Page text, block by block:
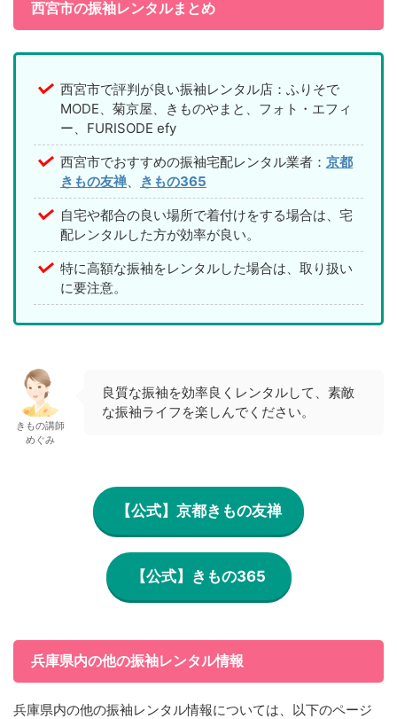
西宮市の振袖レンタルまとめ
西宮市で評判が良い振袖レンタル店：ふりそで
MODE、菊京屋、きものやまと、フォト・エフィ
ー、FURISODE efy
西宮市でおすすめの振袖宅配レンタル業者： 京都
きもの友禅
きもの365
自宅や都合の良い場所で着付けをする場合は、宅
配レンタルした方が効率が良い。
特に高額な振袖をレンタルした場合は、取り扱い
に要注意。
きもの講師
めぐみ
良質な振袖を効率良くレンタルして、素敵
な振袖ライフを楽しんでください。
【公式】京都きもの友禅
【公式】きもの365
兵庫県内の他の振袖レンタル情報
兵庫県内の他の振袖レンタル情報については、以下のページ